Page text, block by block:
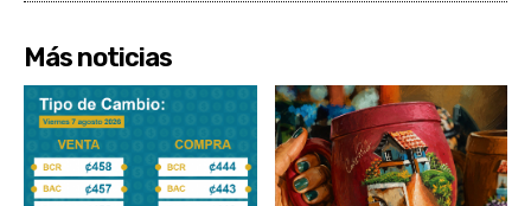
Más noticias